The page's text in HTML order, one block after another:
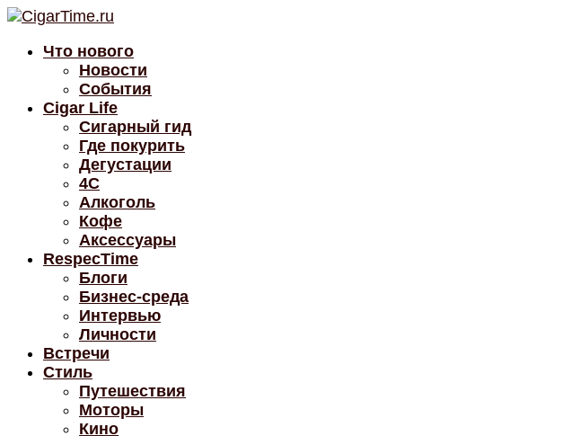
Что нового
Новости
События
Cigar Life
Сигарный гид
Где покурить
Дегустации
4C
Алкоголь
Кофе
Аксессуары
RespecTime
Блоги
Бизнес-среда
Интервью
Личности
Встречи
Стиль
Путешествия
Моторы
Кино